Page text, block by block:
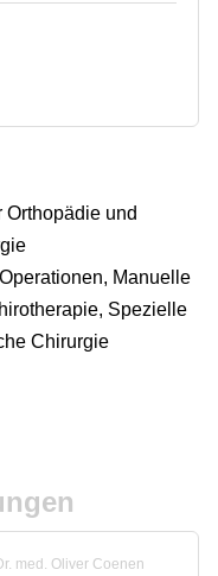
Orthopädie und
Manuelle
Spezielle
Chirurgie
med. Oliver Coenen